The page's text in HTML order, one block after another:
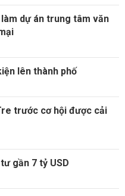
dự án trung tâm văn
lên thành phố
trước cơ hội được cải
gần 7 tỷ USD